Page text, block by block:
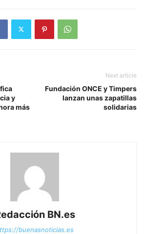
y
más
Next article
Fundación ONCE y Timpers
lanzan unas zapatillas
solidarias
BN.es
buenasnoticias.es